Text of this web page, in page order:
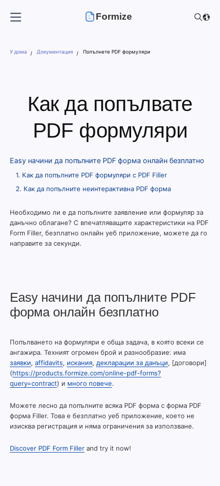
Formize
У дома Документация Попълнете PDF формуляри
Как да попълвате
PDF формуляри
Easy начини да попълните PDF форма онлайн безплатно
1. Как да попълните PDF формуляри с PDF Filler
2. Как да попълните неинтерактивна PDF форма
Необходимо ли е да попълните заявление или формуляр за
данъчно облагане? С впечатляващите характеристики на PDF
Form Filler, безплатно онлайн уеб приложение, можете да го
направите за секунди.
Easy начини да попълните PDF
форма онлайн безплатно
Попълването на формуляри е обща задача, в която всеки се
ангажира. Техният огромен брой и разнообразие: има
заявки, affidavits, искания, декларации за данъци, [договори]
(https://products.formize.com/online-pdf-forms?
query=contract) и много повече.
Можете лесно да попълните всяка PDF форма с форма PDF
форма Filler. Това е безплатно уеб приложение, което не
изисква регистрация и няма ограничения за използване.
Discover PDF Form Filler and try it now!